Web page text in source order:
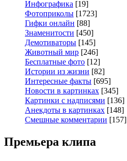
Инфографика [19]
Фотоприколы [1723]
Гифки онлайн [88]
Знаменитости [450]
Демотиваторы [145]
Животный мир [246]
Бесплатные фото [12]
Истории из жизни [82]
Интересные факты [695]
Новости в картинках [345]
Картинки с надписями [136]
Анекдоты в картинках [148]
Смешные комментарии [157]
Премьера клипа